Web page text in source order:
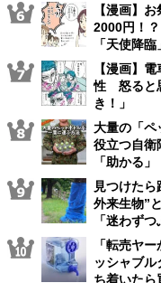
【漫画】
2000円！
「天使降臨
【漫画】
性 怒ると
き！」
大量の「
役立つ自衛
「助かる」
見つけた
外来生物”
「迷わずつ
「転売ヤ
ッシャブ
ち着いたら